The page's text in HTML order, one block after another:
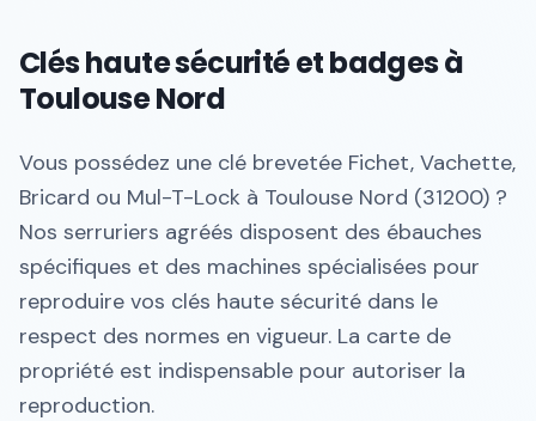
Clés haute sécurité et badges à
Toulouse Nord
Vous possédez une clé brevetée Fichet, Vachette,
Bricard ou Mul-T-Lock à Toulouse Nord (31200) ?
Nos serruriers agréés disposent des ébauches
spécifiques et des machines spécialisées pour
reproduire vos clés haute sécurité dans le
respect des normes en vigueur. La carte de
propriété est indispensable pour autoriser la
reproduction.